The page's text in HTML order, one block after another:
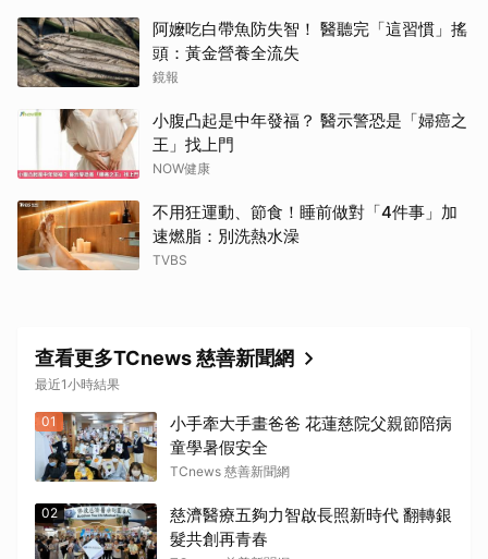
阿嬤吃白帶魚防失智！ 醫聽完「這習慣」搖
頭：黃金營養全流失
鏡報
小腹凸起是中年發福？ 醫示警恐是「婦癌之
王」找上門
NOW健康
不用狂運動、節食！睡前做對「4件事」加
速燃脂：別洗熱水澡
TVBS
查看更多TCnews 慈善新聞網
最近1小時結果
01
小手牽大手畫爸爸 花蓮慈院父親節陪病
童學暑假安全
TCnews 慈善新聞網
02
慈濟醫療五夠力智啟長照新時代 翻轉銀
髮共創再青春